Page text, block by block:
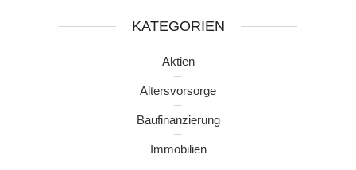
KATEGORIEN
Aktien
Altersvorsorge
Baufinanzierung
Immobilien